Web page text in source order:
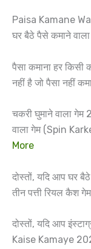
Paisa Kamane
घर बैठे पैसे कमाने
पैसा कमाना हर किसी
नहीं है जो पैसा नहीं
चकरी घुमाने वाला
वाला गेम (Spin
More
दोस्तों, यदि आप घर
तीन पत्ती रियल कैश
दोस्तों, यदि आप
Kaise Kamaye